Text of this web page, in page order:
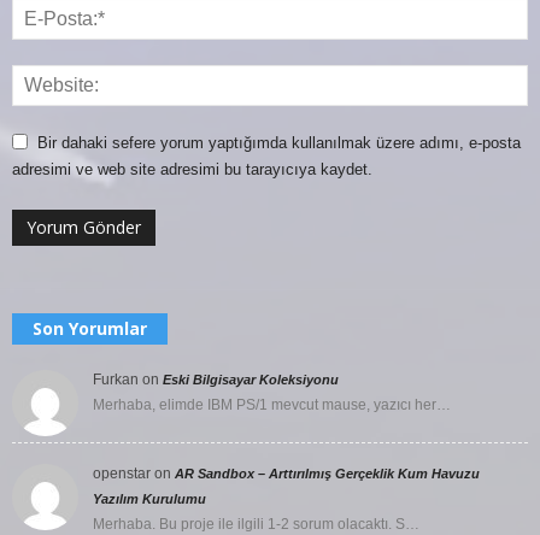
Bir dahaki sefere yorum yaptığımda kullanılmak üzere adımı, e-posta
adresimi ve web site adresimi bu tarayıcıya kaydet.
Son Yorumlar
Furkan on Eski Bilgisayar Koleksiyonu
Merhaba, elimde IBM PS/1 mevcut mause, yazıcı her…
openstar on AR Sandbox – Arttırılmış Gerçeklik Kum Havuzu
Yazılım Kurulumu
Merhaba. Bu proje ile ilgili 1-2 sorum olacaktı. S…